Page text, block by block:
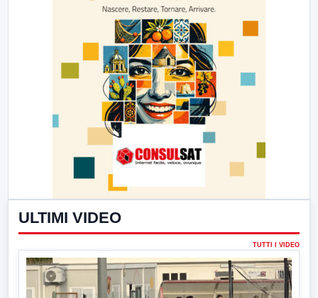
ULTIMI VIDEO
TUTTI I VIDEO